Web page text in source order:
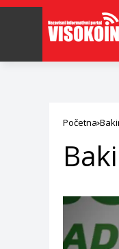
Početna